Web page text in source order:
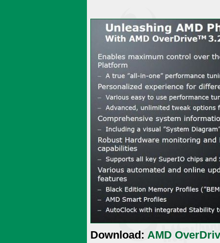
Download: AMD